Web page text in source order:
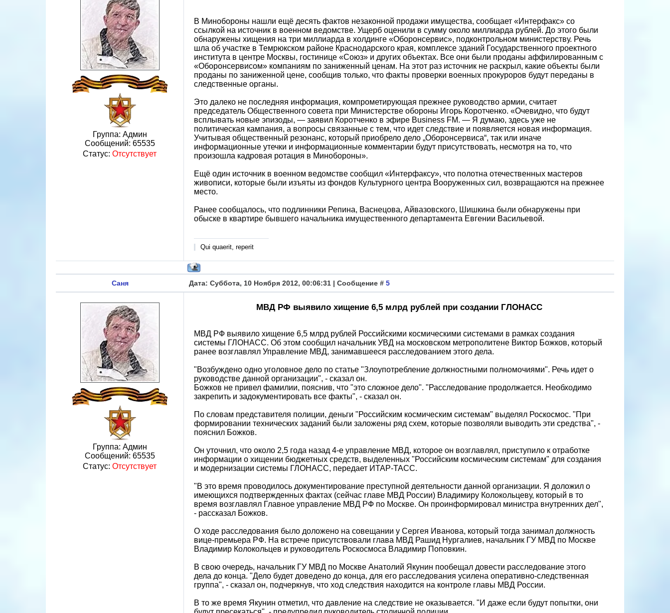
Группа: Админ
Сообщений: 65535
Статус: Отсутствует
В Минобороны нашли ещё десять фактов незаконной продажи имущества, сообщает «Интерфакс» со
ссылкой на источник в военном ведомстве. Ущерб оценили в сумму около миллиарда рублей. До этого были
обнаружены хищения на три миллиарда в холдинге «Оборонсервис», подконтрольном министерству. Речь
шла об участке в Темрюкском районе Краснодарского края, комплексе зданий Государственного проектного
института в центре Москвы, гостинице «Союз» и других объектах. Все они были проданы аффилированным с
«Оборонсервисом» компаниям по заниженный ценам. На этот раз источник не раскрыл, какие объекты были
проданы по заниженной цене, сообщив только, что факты проверки военных прокуроров будут переданы в
следственные органы.
Это далеко не последняя информация, компрометирующая прежнее руководство армии, считает
председатель Общественного совета при Министерстве обороны Игорь Коротченко. «Очевидно, что будут
всплывать новые эпизоды, — заявил Коротченко в эфире Business FM. — Я думаю, здесь уже не
политическая кампания, а вопросы связанные с тем, что идет следствие и появляется новая информация.
Учитывая общественный резонанс, который приобрело дело „Оборонсервиса“, так или иначе
информационные утечки и информационные комментарии будут присутствовать, несмотря на то, что
произошла кадровая ротация в Минобороны».
Ещё один источник в военном ведомстве сообщил «Интерфаксу», что полотна отечественных мастеров
живописи, которые были изъяты из фондов Культурного центра Вооруженных сил, возвращаются на прежнее
место.
Ранее сообщалось, что подлинники Репина, Васнецова, Айвазовского, Шишкина были обнаружены при
обыске в квартире бывшего начальника имущественного департамента Евгении Васильевой.
Qui quaerit, reperit
Саня Дата: Суббота, 10 Ноября 2012, 00:06:31 | Сообщение # 5
Группа: Админ
Сообщений: 65535
Статус: Отсутствует
МВД РФ выявило хищение 6,5 млрд рублей при создании ГЛОНАСС
МВД РФ выявило хищение 6,5 млрд рублей Российскими космическими системами в рамках создания
системы ГЛОНАСС. Об этом сообщил начальник УВД на московском метрополитене Виктор Божков, который
ранее возглавлял Управление МВД, занимавшееся расследованием этого дела.
"Возбуждено одно уголовное дело по статье "Злоупотребление должностными полномочиями". Речь идет о
руководстве данной организации", - сказал он.
Божков не привел фамилии, пояснив, что "это сложное дело". "Расследование продолжается. Необходимо
закрепить и задокументировать все факты", - сказал он.
По словам представителя полиции, деньги "Российским космическим системам" выделял Роскосмос. "При
формировании технических заданий были заложены ряд схем, которые позволяли выводить эти средства", -
пояснил Божков.
Он уточнил, что около 2,5 года назад 4-е управление МВД, которое он возглавлял, приступило к отработке
информации о хищении бюджетных средств, выделенных "Российским космическим системам" для создания
и модернизации системы ГЛОНАСС, передает ИТАР-ТАСС.
"В это время проводилось документирование преступной деятельности данной организации. Я доложил о
имеющихся подтвержденных фактах (сейчас главе МВД России) Владимиру Колокольцеву, который в то
время возглавлял Главное управление МВД РФ по Москве. Он проинформировал министра внутренних дел",
- рассказал Божков.
О ходе расследования было доложено на совещании у Сергея Иванова, который тогда занимал должность
вице-премьера РФ. На встрече присутствовали глава МВД Рашид Нургалиев, начальник ГУ МВД по Москве
Владимир Колокольцев и руководитель Роскосмоса Владимир Поповкин.
В свою очередь, начальник ГУ МВД по Москве Анатолий Якунин пообещал довести расследование этого
дела до конца. "Дело будет доведено до конца, для его расследования усилена оперативно-следственная
группа", - сказал он, подчеркнув, что ход следствия находится на контроле главы МВД России.
В то же время Якунин отметил, что давление на следствие не оказывается. "И даже если будут попытки, они